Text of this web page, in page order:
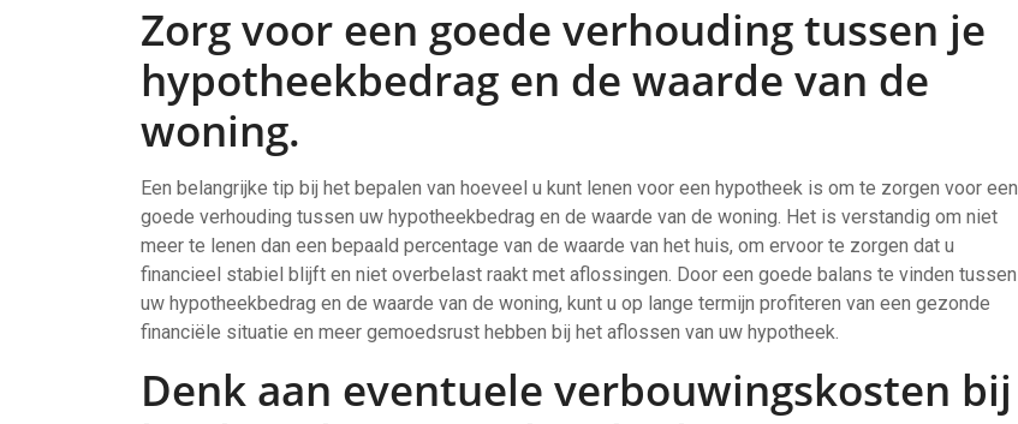
Zorg voor een goede verhouding tussen je
hypotheekbedrag en de waarde van de
woning.
Een belangrijke tip bij het bepalen van hoeveel u kunt lenen voor een hypotheek is om te zorgen voor een
goede verhouding tussen uw hypotheekbedrag en de waarde van de woning. Het is verstandig om niet
meer te lenen dan een bepaald percentage van de waarde van het huis, om ervoor te zorgen dat u
financieel stabiel blijft en niet overbelast raakt met aflossingen. Door een goede balans te vinden tussen
uw hypotheekbedrag en de waarde van de woning, kunt u op lange termijn profiteren van een gezonde
financiële situatie en meer gemoedsrust hebben bij het aflossen van uw hypotheek.
Denk aan eventuele verbouwingskosten bij